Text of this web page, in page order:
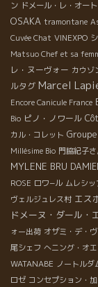
ン ドメール・レ・オー
OSAKA tramontane
Cuvée Chat VINEXPO
Matsuo Chef et sa
レ・ヌーヴォー カウゾ
ルタグ Marcel
Encore Canicule France
Bio ピノ・ノワール
カル・コレット
Millésime Bio 門脇紀子さ
MYLENE BRU
ROSE ロワ−ル ムレシッ
ヴェルジュレス村 エス
ドメーヌ・ダール・
ォー出荷 オザミ・デ・
尾シェフ へニング・オ
WATANABE ノートルダ
ロゼ コンセプション・